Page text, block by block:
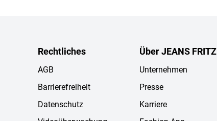
Rechtliches
AGB
Barrierefreiheit
Datenschutz
Über JEANS FRITZ
Unternehmen
Presse
Karriere